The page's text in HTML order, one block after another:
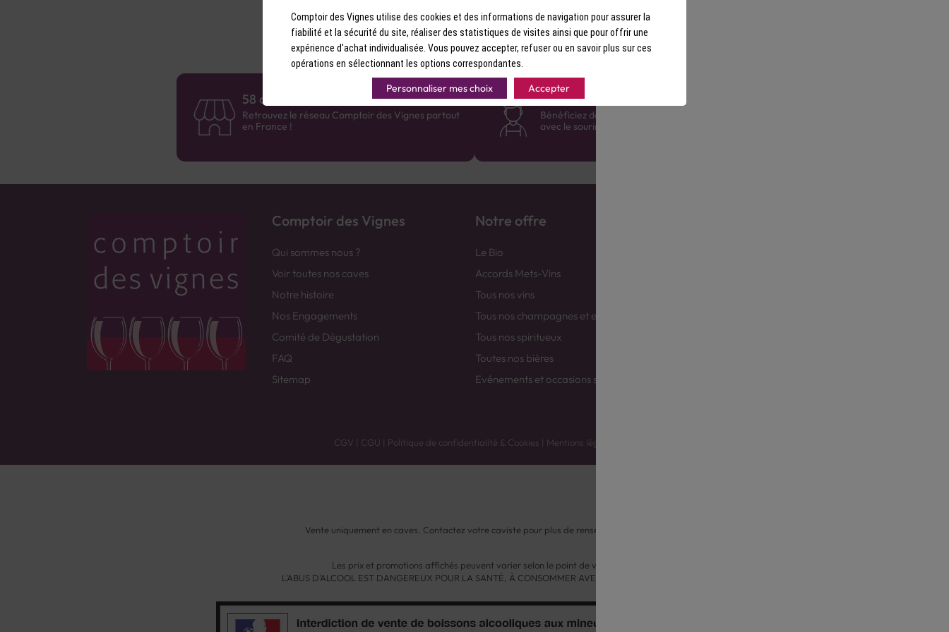
58 caves en France
Retrouvez le réseau Comptoir des Vignes partout
en France !
Des cavistes à votre écoute
Bénéficiez de conseils sur-mesure et repartez
avec le sourire :)
Comptoir des Vignes
Qui sommes nous ?
Voir toutes nos caves
Notre histoire
Nos Engagements
Comité de Dégustation
FAQ
Sitemap
Notre offre
Le Bio
Accords Mets-Vins
Tous nos vins
Tous nos champagnes et efferverscents
Tous nos spiritueux
Toutes nos bières
Evénements et occasions spéciales
CGV | CGU | Politique de confidentialité & Cookies | Mentions légales
Vente uniquement en caves. Contactez votre caviste pour plus de renseignements.
Les prix et promotions affichés peuvent varier selon le point de vente.
L'ABUS D'ALCOOL EST DANGEREUX POUR LA SANTÉ, À CONSOMMER AVEC MODÉRATION.
Comptoir des Vignes utilise des cookies et des informations de navigation pour assurer la
fiabilité et la sécurité du site, réaliser des statistiques de visites ainsi que pour offrir une
expérience d'achat individualisée. Vous pouvez accepter, refuser ou en savoir plus sur ces
opérations en sélectionnant les options correspondantes.
Personnaliser mes choix Accepter